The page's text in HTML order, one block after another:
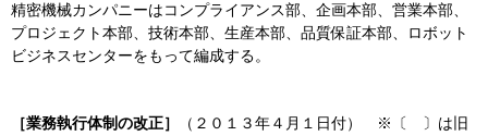
精密機械カンパニーはコンプライアンス部、企画本部、営業本部、
プロジェクト本部、技術本部、生産本部、品質保証本部、ロボット
ビジネスセンターをもって編成する。
［業務執行体制の改正］
（２０１３年４月１日付） ※〔 〕は旧